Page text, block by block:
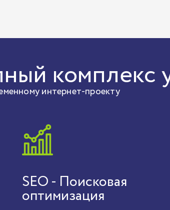
комплекс
интернет-проекту
SEO - Поисковая
оптимизация